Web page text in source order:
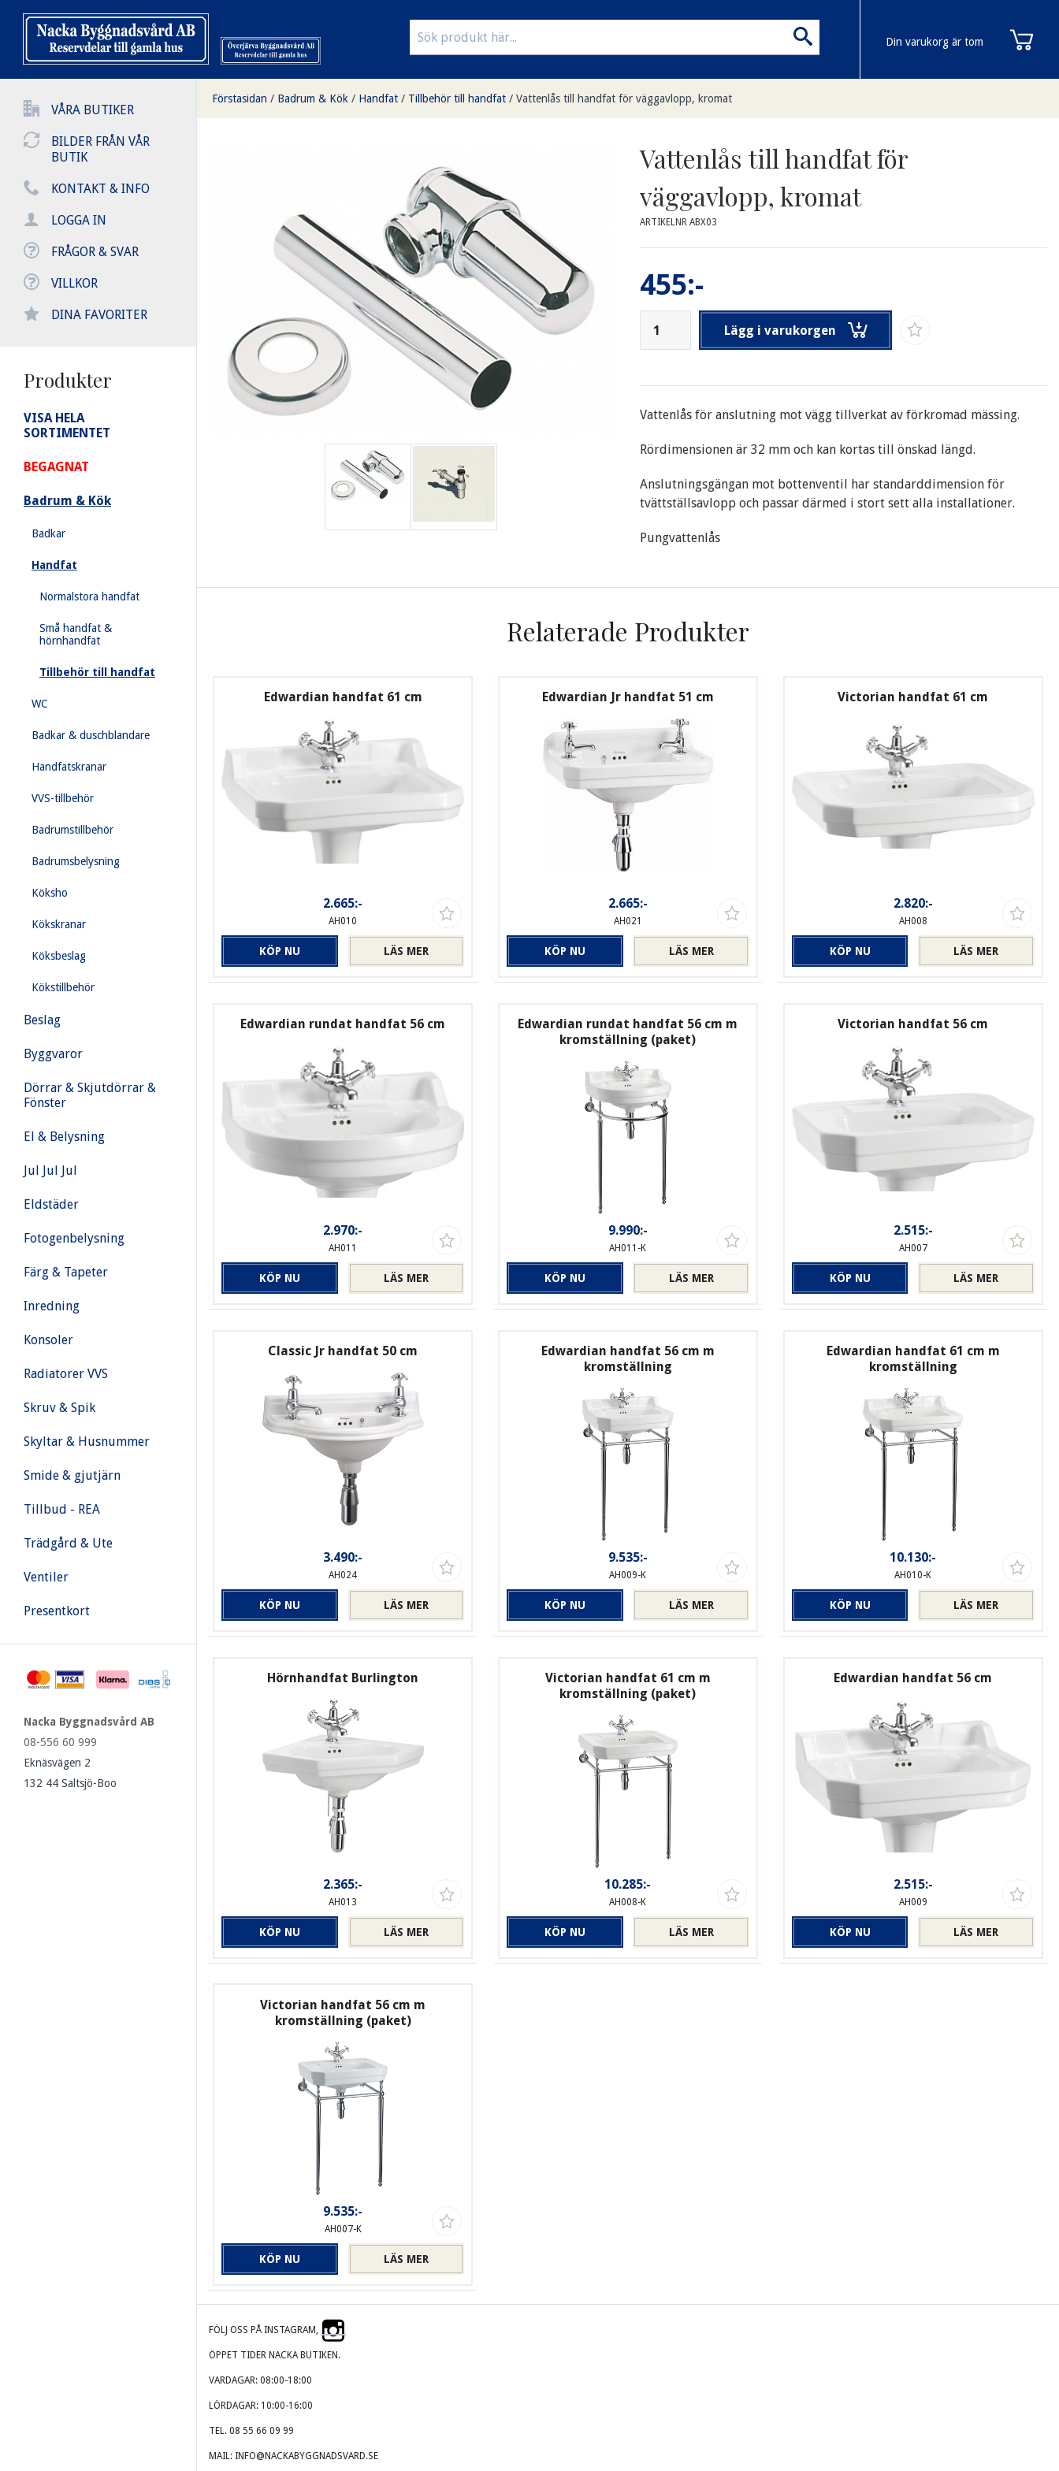
VÅRA BUTIKER
BILDER FRÅN VÅR
BUTIK
KONTAKT & INFO
LOGGA IN
FRÅGOR & SVAR
VILLKOR
DINA FAVORITER
Produkter
VISA HELA
SORTIMENTET
BEGAGNAT
Badrum & Kök
Badkar
Handfat
Normalstora handfat
Små handfat &
hörnhandfat
Tillbehör till handfat
WC
Badkar & duschblandare
Handfatskranar
VVS-tillbehör
Badrumstillbehör
Badrumsbelysning
Köksho
Kökskranar
Köksbeslag
Kökstillbehör
Beslag
Byggvaror
Dörrar & Skjutdörrar &
Fönster
El & Belysning
Jul Jul Jul
Eldstäder
Fotogenbelysning
Färg & Tapeter
Inredning
Konsoler
Radiatorer VVS
Skruv & Spik
Skyltar & Husnummer
Smide & gjutjärn
Tillbud - REA
Trädgård & Ute
Ventiler
Presentkort
Nacka Byggnadsvård AB
08-556 60 999
Eknäsvägen 2
132 44 Saltsjö-Boo
Din varukorg är tom
Förstasidan / Badrum & Kök / Handfat / Tillbehör till handfat / Vattenlås till handfat för väggavlopp, kromat
Vattenlås till handfat för
väggavlopp, kromat
ARTIKELNR ABX03
455:-
Lägg i varukorgen
Vattenlås för anslutning mot vägg tillverkat av förkromad mässing.
Rördimensionen är 32 mm och kan kortas till önskad längd.
Anslutningsgängan mot bottenventil har standarddimension för
tvättställsavlopp och passar därmed i stort sett alla installationer.
Pungvattenlås
Relaterade Produkter
Edwardian handfat 61 cm
2.665:-
AH010
LÄS MER
KÖP NU
Edwardian Jr handfat 51 cm
2.665:-
AH021
LÄS MER
KÖP NU
Victorian handfat 61 cm
2.820:-
AH008
LÄS MER
KÖP NU
Edwardian rundat handfat 56 cm
2.970:-
AH011
LÄS MER
KÖP NU
Edwardian rundat handfat 56 cm m
kromställning (paket)
9.990:-
AH011-K
LÄS MER
KÖP NU
Victorian handfat 56 cm
2.515:-
AH007
LÄS MER
KÖP NU
Classic Jr handfat 50 cm
3.490:-
AH024
LÄS MER
KÖP NU
Edwardian handfat 56 cm m
kromställning
9.535:-
AH009-K
LÄS MER
KÖP NU
Edwardian handfat 61 cm m
kromställning
10.130:-
AH010-K
LÄS MER
KÖP NU
Hörnhandfat Burlington
2.365:-
AH013
LÄS MER
KÖP NU
Victorian handfat 61 cm m
kromställning (paket)
10.285:-
AH008-K
LÄS MER
KÖP NU
Edwardian handfat 56 cm
2.515:-
AH009
LÄS MER
KÖP NU
Victorian handfat 56 cm m
kromställning (paket)
9.535:-
AH007-K
LÄS MER
KÖP NU
FÖLJ OSS PÅ INSTAGRAM,
ÖPPET TIDER NACKA BUTIKEN.
VARDAGAR: 08:00-18:00
LÖRDAGAR: 10:00-16:00
TEL. 08 55 66 09 99
MAIL: INFO@NACKABYGGNADSVARD.SE